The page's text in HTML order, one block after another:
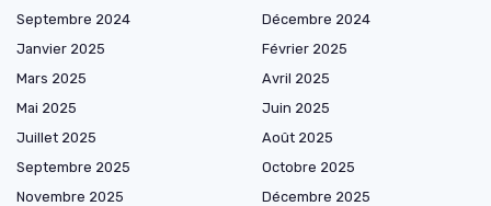
Septembre 2024
Décembre 2024
Janvier 2025
Février 2025
Mars 2025
Avril 2025
Mai 2025
Juin 2025
Juillet 2025
Août 2025
Septembre 2025
Octobre 2025
Novembre 2025
Décembre 2025